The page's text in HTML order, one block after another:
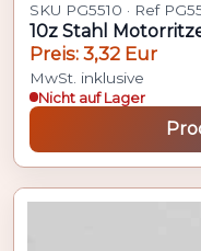
SKU PG5510 · Ref
10z Stahl
Preis: 3,32 Eur
MwSt. inklusive
Nicht auf Lager